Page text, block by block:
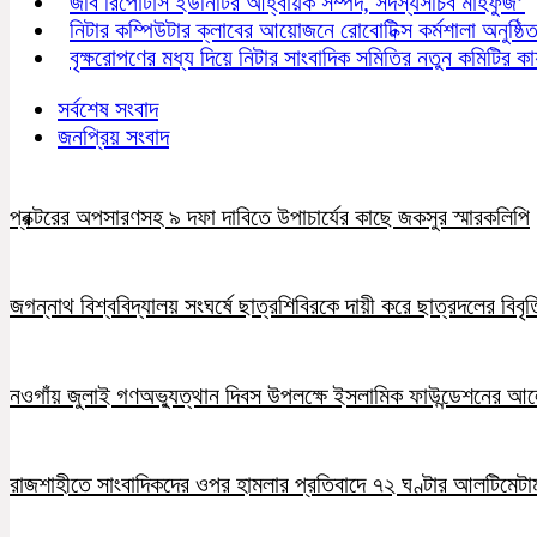
নিটার কম্পিউটার ক্লাবের আয়োজনে রোবোটিক্স কর্মশালা অনুষ্ঠিত
বৃক্ষরোপণের মধ্য দিয়ে নিটার সাংবাদিক সমিতির নতুন কমিটির
সর্বশেষ সংবাদ
জনপ্রিয় সংবাদ
প্রক্টরের অপসারণসহ ৯ দফা দাবিতে উপাচার্যের কাছে জকসুর স্মারকলিপি
জগন্নাথ বিশ্ববিদ্যালয় সংঘর্ষে ছাত্রশিবিরকে দায়ী করে ছাত্রদলের
নওগাঁয় জুলাই গণঅভ্যুত্থান দিবস উপলক্ষে ইসলামিক ফাউন্ডেশনের
রাজশাহীতে সাংবাদিকদের ওপর হামলার প্রতিবাদে ৭২ ঘণ্টার